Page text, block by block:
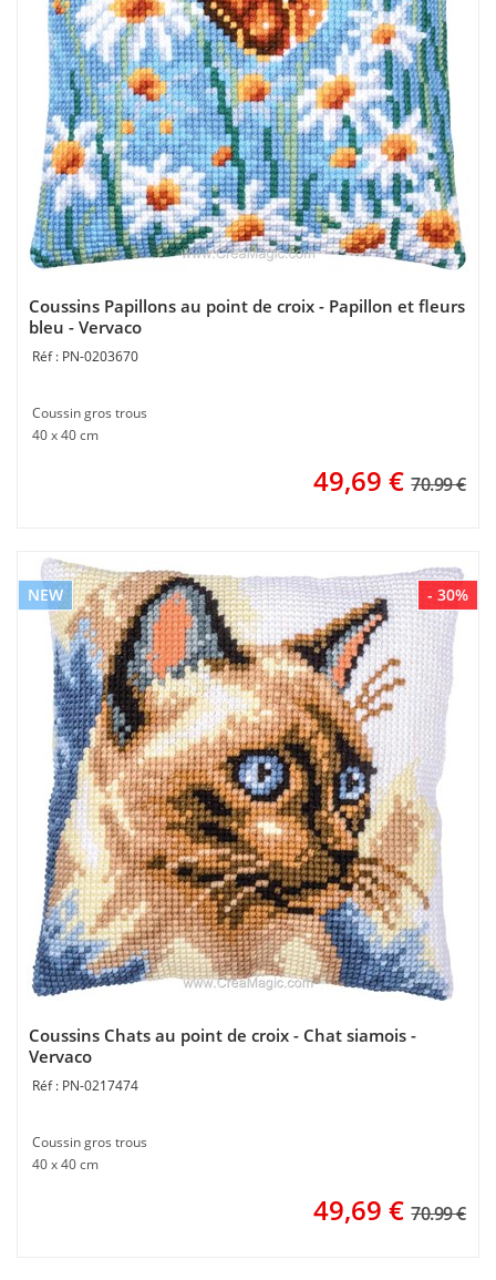
Coussins Papillons au point de croix - Papillon et fleurs
bleu - Vervaco
PN-0203670
Coussin gros trous
40 x 40 cm
49,69 € 70.99 €
- 30%
NEW
Coussins Chats au point de croix - Chat siamois -
Vervaco
PN-0217474
Coussin gros trous
40 x 40 cm
49,69 € 70.99 €